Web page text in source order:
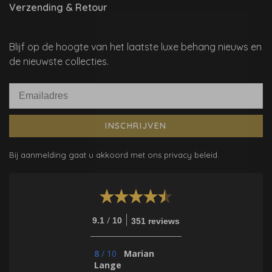
Verzending & Retour
Blijf op de hoogte van het laatste luxe behang nieuws en
de nieuwste collecties.
INSCHRIJVEN
Bij aanmelding gaat u akkoord met ons privacy beleid.
9.1 / 10 351 reviews
8 / 10
Marian
Lange